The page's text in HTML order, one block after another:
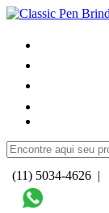
(11) 5034-4626 |